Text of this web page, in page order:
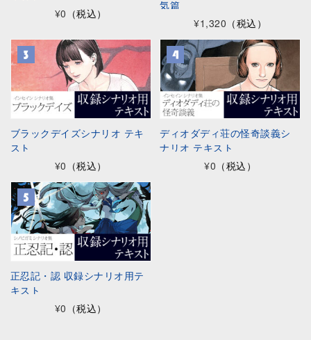
¥0 （税込）
気篇
¥1,320 （税込）
ブラックデイズシナリオ テキ
スト
¥0 （税込）
ディオダディ荘の怪奇談義シ
ナリオ テキスト
¥0 （税込）
正忍記・認 収録シナリオ用テ
キスト
¥0 （税込）